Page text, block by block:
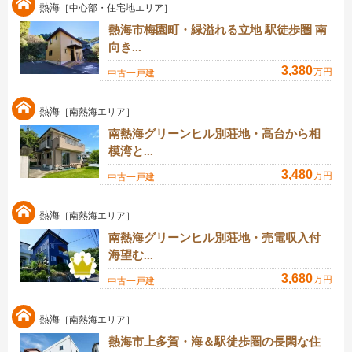
熱海 ［中心部・住宅地エリア］
熱海市梅園町・緑溢れる立地 駅徒歩圏 南
向き...
中古一戸建 3,380万円
熱海 ［南熱海エリア］
南熱海グリーンヒル別荘地・高台から相
模湾と...
中古一戸建 3,480万円
熱海 ［南熱海エリア］
南熱海グリーンヒル別荘地・売電収入付
海望む...
中古一戸建 3,680万円
熱海 ［南熱海エリア］
熱海市上多賀・海＆駅徒歩圏の長閑な住